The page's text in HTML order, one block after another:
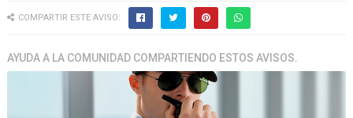
COMPARTIR ESTE AVISO:
AYUDA A LA COMUNIDAD COMPARTIENDO ESTOS AVISOS.